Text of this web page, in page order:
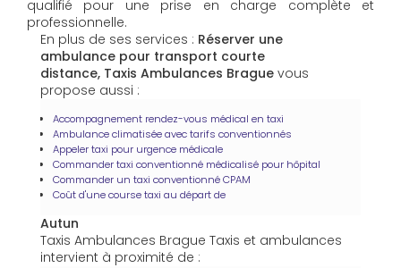
qualifié pour une prise en charge complète et
professionnelle.
En plus de ses services : Réserver une
ambulance pour transport courte
distance, Taxis Ambulances Brague vous
propose aussi :
Accompagnement rendez-vous médical en taxi
Ambulance climatisée avec tarifs conventionnés
Appeler taxi pour urgence médicale
Commander taxi conventionné médicalisé pour hôpital
Commander un taxi conventionné CPAM
Coût d'une course taxi au départ de
Autun
Taxis Ambulances Brague Taxis et ambulances
intervient à proximité de :